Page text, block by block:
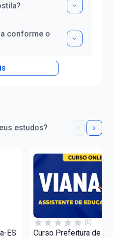
conforme o
estudos?
ES
(0)
Curso Prefeitura de